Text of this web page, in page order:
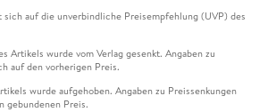
auf die unverbindliche Preisempfehlung (UVP) des
Artikels wurde vom Verlag gesenkt. Angaben zu
auf den vorherigen Preis.
wurde aufgehoben. Angaben zu Preissenkungen
gebundenen Preis.